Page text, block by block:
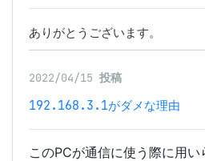
ありがとうございます。
2022/04/15 投稿
192.168.3.1がダメな理由
このPCが通信に使う際に用